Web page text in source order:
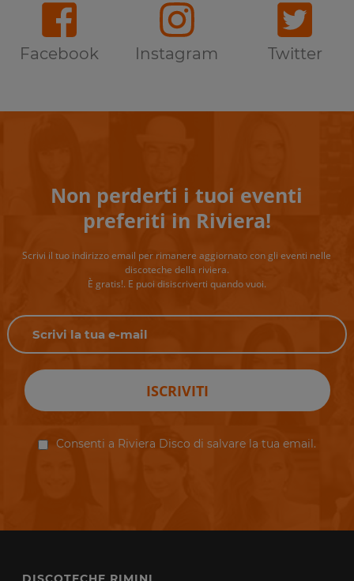
Facebook Instagram Twitter
Non perderti i tuoi eventi
preferiti in Riviera!
Scrivi il tuo indirizzo email per rimanere aggiornato con gli eventi nelle
discoteche della riviera.
È gratis!. E puoi disiscriverti quando vuoi.
ISCRIVITI
Consenti a Riviera Disco di salvare la tua email.